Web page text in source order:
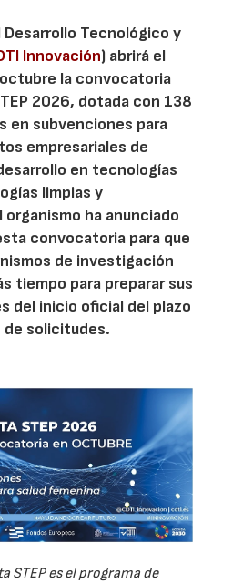
Desarrollo Tecnológico y
Innovación) abrirá el
la convocatoria
2026, dotada con 138
en subvenciones para
empresariales de
en tecnologías
limpias y
ha anunciado
convocatoria para que
de investigación
tiempo para preparar sus
del inicio oficial del plazo
solicitudes.
STEP es el programa de